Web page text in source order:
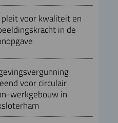
pleit voor kwaliteit en
in de
voor circulair
werkgebouw in